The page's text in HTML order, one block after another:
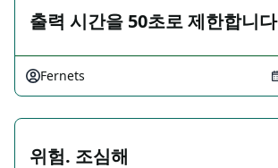
출력 시간을 50초로 제한합니다
Fernets
위험. 조심해